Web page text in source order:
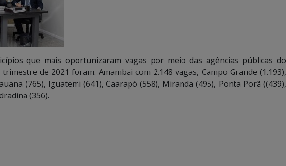
que mais oportunizaram vagas por meio das agências públicas do
de 2021 foram: Amambai com 2.148 vagas, Campo Grande (1.193),
(765), Iguatemi (641), Caarapó (558), Miranda (495), Ponta Porã ((439),
(356).